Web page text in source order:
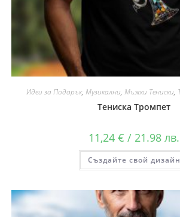
Идеи за Подарък, Музикални, Мъжки Тениски,
Тениска Тромпет
11,24 € / 21.98 лв.
Създайте свой дизайн